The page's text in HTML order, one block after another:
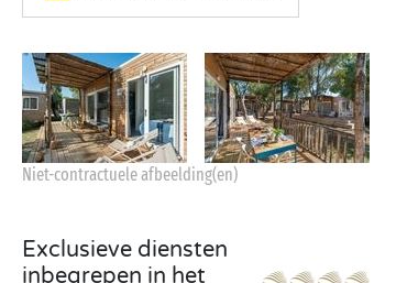
Niet-contractuele afbeelding(en)
Exclusieve diensten
inbegrepen in het